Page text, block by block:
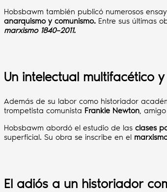
Hobsbawm también publicó numerosos
anarquismo y comunismo. Entre sus últimas
marxismo 1840–2011.
Un intelectual multifacético
Además de su labor como historiador
trompetista comunista Frankie Newton,
Hobsbawm abordó el estudio de las clases
superficial. Su obra se inscribe en el
El adiós a un historiador